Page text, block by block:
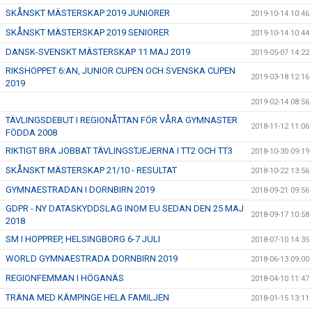
SKÅNSKT MÄSTERSKAP 2019 JUNIORER 2019-10-14 10:46
SKÅNSKT MÄSTERSKAP 2019 SENIORER 2019-10-14 10:44
DANSK-SVENSKT MÄSTERSKAP 11 MAJ 2019 2019-05-07 14:22
RIKSHOPPET 6:AN, JUNIOR CUPEN OCH SVENSKA CUPEN
2019
2019-03-18 12:16
2019-02-14 08:56
TÄVLINGSDEBUT I REGIONÅTTAN FÖR VÅRA GYMNASTER
FÖDDA 2008
2018-11-12 11:06
RIKTIGT BRA JOBBAT TÄVLINGSTJEJERNA I TT2 OCH TT3 2018-10-30 09:19
SKÅNSKT MÄSTERSKAP 21/10 - RESULTAT 2018-10-22 13:56
GYMNAESTRADAN I DORNBIRN 2019 2018-09-21 09:56
GDPR - NY DATASKYDDSLAG INOM EU SEDAN DEN 25 MAJ
2018
2018-09-17 10:58
SM I HOPPREP, HELSINGBORG 6-7 JULI 2018-07-10 14:35
WORLD GYMNAESTRADA DORNBIRN 2019 2018-06-13 09:00
REGIONFEMMAN I HÖGANÄS 2018-04-10 11:47
TRÄNA MED KÄMPINGE HELA FAMILJEN 2018-01-15 13:11